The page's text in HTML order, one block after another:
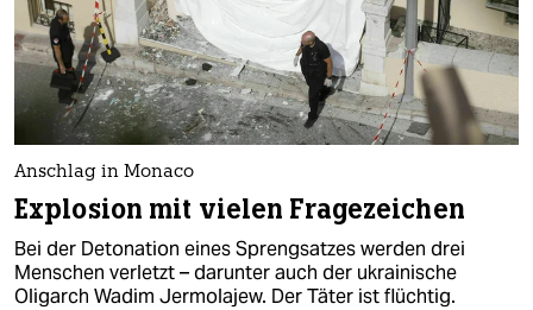
Anschlag in Monaco
Explosion mit vielen Fragezeichen
Bei der Detonation eines Sprengsatzes werden drei
Menschen verletzt – darunter auch der ukrainische
Oligarch Wadim Jermolajew. Der Täter ist flüchtig.